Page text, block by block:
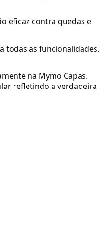
eficaz contra quedas e
todas as funcionalidades.
na Mymo Capas.
refletindo a verdadeira